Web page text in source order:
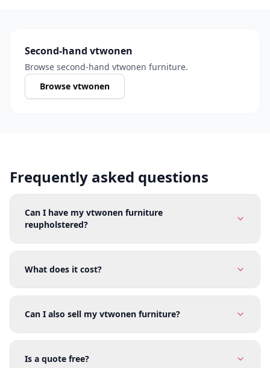
Second-hand vtwonen
Browse second-hand vtwonen furniture.
Browse vtwonen
Frequently asked questions
Can I have my vtwonen furniture
reupholstered?
What does it cost?
Can I also sell my vtwonen furniture?
Is a quote free?